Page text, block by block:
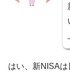
はい、新NISA